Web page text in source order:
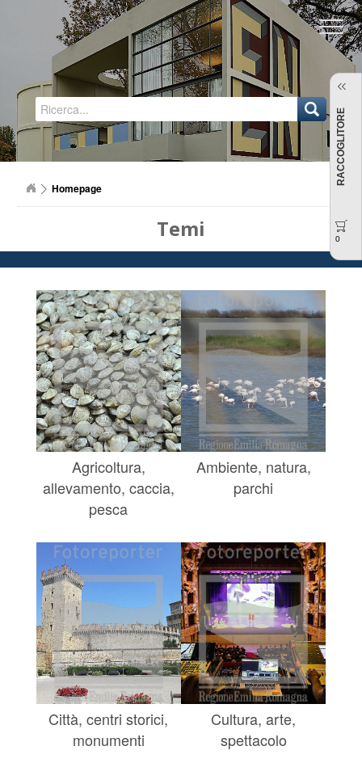
Regione Emilia-Romagna
Homepage
Temi
Agricoltura,
allevamento, caccia,
pesca
Ambiente, natura,
parchi
Città, centri storici,
monumenti
Cultura, arte,
spettacolo
RACCOGLITORE
0